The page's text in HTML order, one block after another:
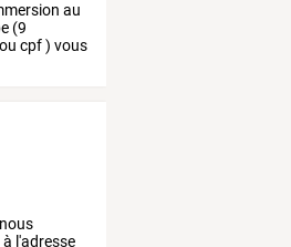
au
(9
ou cpf) vous
nous
à l'adresse